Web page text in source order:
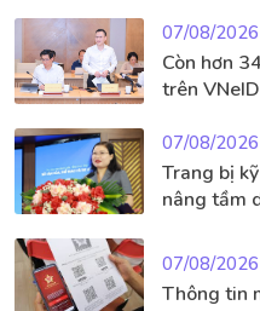
07/08/2026
Còn hơn
trên
07/08/2026
Trang bị
nâng tầm
07/08/2026
Thông tin